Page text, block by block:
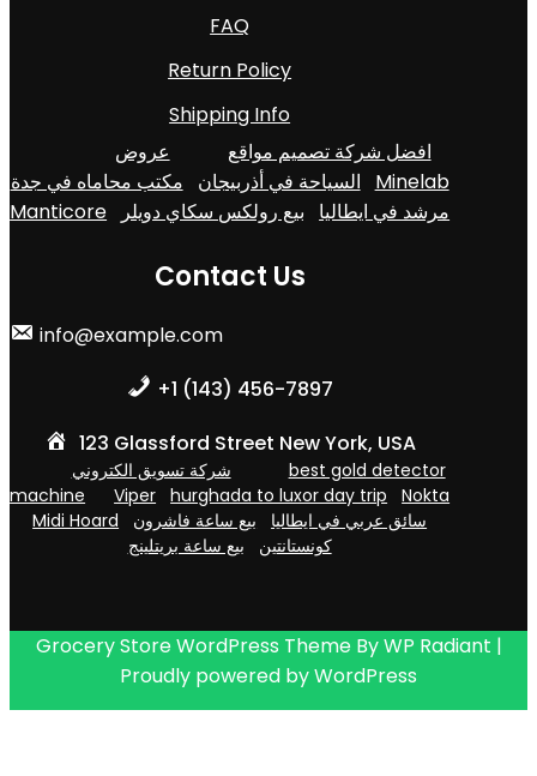
FAQ
Return Policy
Shipping Info
افضل شركة تصميم مواقع
عروض
السياحة في أذربيجان
مكتب محاماه في جدة
Minelab
Manticore
مرشد في ايطاليا بيع رولكس سكاي دويلر
Contact Us
info@example.com
+1 (143) 456-7897
123 Glassford Street New York, USA
شركة تسويق الكتروني
best gold detector
machine
Viper hurghada to luxor day trip
Nokta
Midi Hoard
سائق عربي في ايطاليا
بيع ساعة فاشرون
كونستانتين
بيع ساعة بريتلينج
Grocery Store WordPress Theme ByWP Radiant |
Proudly powered byWordPress